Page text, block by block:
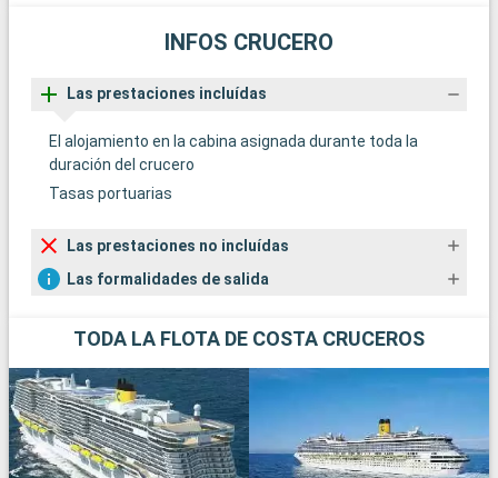
INFOS CRUCERO
Las prestaciones incluídas
El alojamiento en la cabina asignada durante toda la
duración del crucero
Tasas portuarias
Las prestaciones no incluídas
Las formalidades de salida
TODA LA FLOTA DE COSTA CRUCEROS